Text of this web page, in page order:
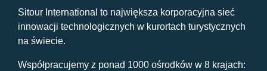
Sitour International to największa korporacyjna sieć
innowacji technologicznych w kurortach turystycznych
na świecie.
Współpracujemy z ponad 1000 ośrodków w 8 krajach: